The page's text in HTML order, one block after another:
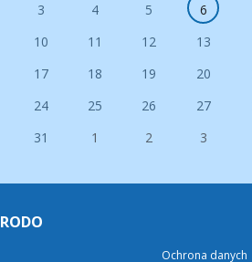
3
4 5 6
10
11 12 13
17
18 19 20
24
25 26 27
31
1 2 3
RODO
Ochrona danych